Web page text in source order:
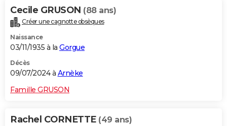
Cecile GRUSON (88 ans)
Créer une cagnotte obsèques
Naissance
03/11/1935 à la Gorgue
Décès
09/07/2024 à Arnèke
Famille GRUSON
Rachel CORNETTE (49 ans)